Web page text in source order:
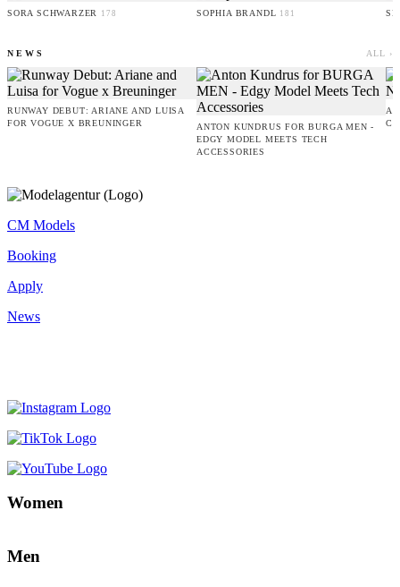
SORA SCHWARZER 178 SOPHIA BRANDL 181
NEWS ALL ›
RUNWAY DEBUT: ARIANE AND LUISA
FOR VOGUE X BREUNINGER
ANTON KUNDRUS FOR BURGA MEN -
EDGY MODEL MEETS TECH
ACCESSORIES
CM Models
Booking
Apply
News
Women
Men